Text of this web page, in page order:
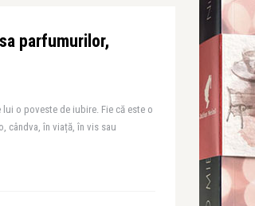
parfumurilor,
o poveste de iubire. Fie că este o
cândva, în viață, în vis sau